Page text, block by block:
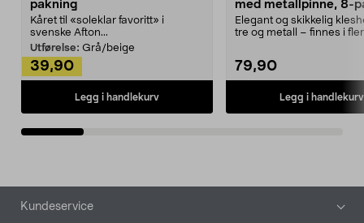
pakning
Kåret til «soleklar favoritt» i
svenske Afton...
Utførelse: Grå/beige
39,90
Legg i handlekurv
med metallpinne, 8-
Elegant og skikkelig
tre og metall – finnes i
79,90
Legg i handlekurv
Bunntekst
Kundeservice